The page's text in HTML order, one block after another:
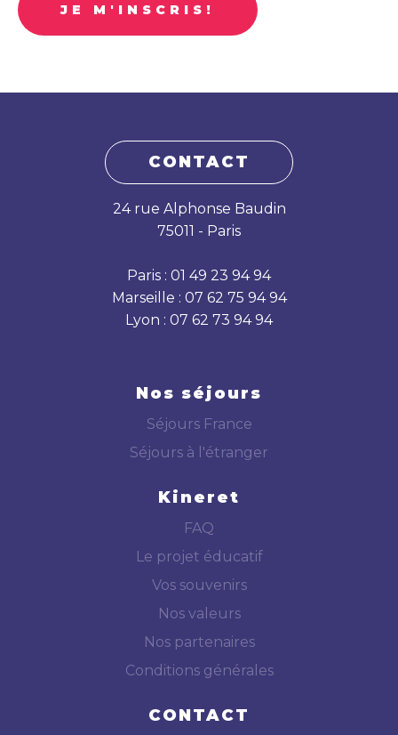
JE M'INSCRIS!
CONTACT
24 rue Alphonse Baudin
75011 - Paris
Paris : 01 49 23 94 94
Marseille : 07 62 75 94 94
Lyon : 07 62 73 94 94
Nos séjours
Séjours France
Séjours à l'étranger
Kineret
FAQ
Le projet éducatif
Vos souvenirs
Nos valeurs
Nos partenaires
Conditions générales
CONTACT